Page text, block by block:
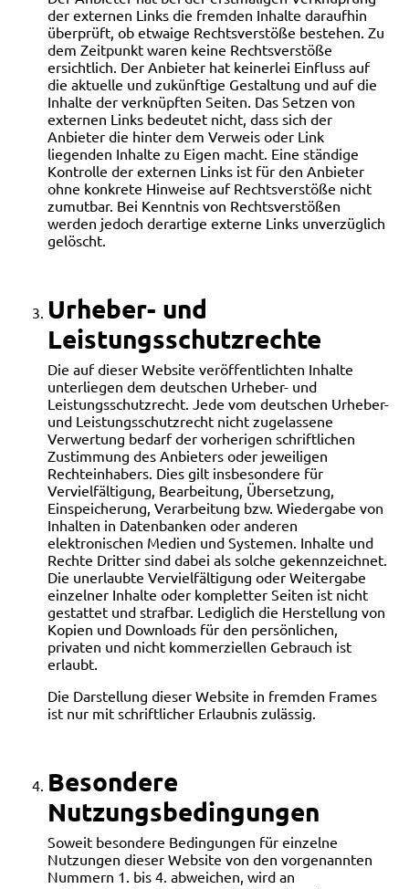
der externen Links die fremden Inhalte daraufhin
überprüft, ob etwaige Rechtsverstöße bestehen. Zu
dem Zeitpunkt waren keine Rechtsverstöße
ersichtlich. Der Anbieter hat keinerlei Einfluss auf
die aktuelle und zukünftige Gestaltung und auf die
Inhalte der verknüpften Seiten. Das Setzen von
externen Links bedeutet nicht, dass sich der
Anbieter die hinter dem Verweis oder Link
liegenden Inhalte zu Eigen macht. Eine ständige
Kontrolle der externen Links ist für den Anbieter
ohne konkrete Hinweise auf Rechtsverstöße nicht
zumutbar. Bei Kenntnis von Rechtsverstößen
werden jedoch derartige externe Links unverzüglich
gelöscht.
Urheber- und
Leistungsschutzrechte
Die auf dieser Website veröffentlichten Inhalte
unterliegen dem deutschen Urheber- und
Leistungsschutzrecht. Jede vom deutschen Urheber-
und Leistungsschutzrecht nicht zugelassene
Verwertung bedarf der vorherigen schriftlichen
Zustimmung des Anbieters oder jeweiligen
Rechteinhabers. Dies gilt insbesondere für
Vervielfältigung, Bearbeitung, Übersetzung,
Einspeicherung, Verarbeitung bzw. Wiedergabe von
Inhalten in Datenbanken oder anderen
elektronischen Medien und Systemen. Inhalte und
Rechte Dritter sind dabei als solche gekennzeichnet.
Die unerlaubte Vervielfältigung oder Weitergabe
einzelner Inhalte oder kompletter Seiten ist nicht
gestattet und strafbar. Lediglich die Herstellung von
Kopien und Downloads für den persönlichen,
privaten und nicht kommerziellen Gebrauch ist
erlaubt.
Die Darstellung dieser Website in fremden Frames
ist nur mit schriftlicher Erlaubnis zulässig.
Besondere
Nutzungsbedingungen
Soweit besondere Bedingungen für einzelne
Nutzungen dieser Website von den vorgenannten
Nummern 1. bis 4. abweichen, wird an